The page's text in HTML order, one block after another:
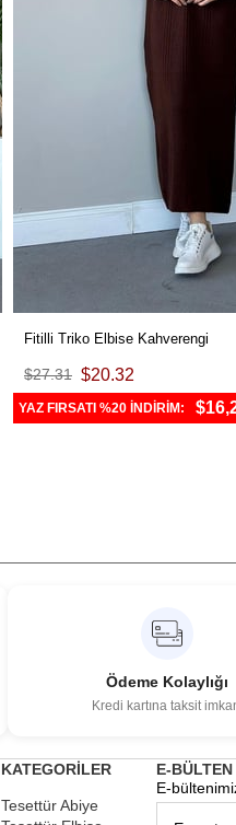
Fitilli Triko Elbise Kahverengi
$20.32
$27.31
YAZ FIRSATI %20 İNDİRİM:
Ödeme Kolaylığı
Kredi kartına taksit
KATEGORİLER
Tesettür Abiye
E-BÜLTEN
E-